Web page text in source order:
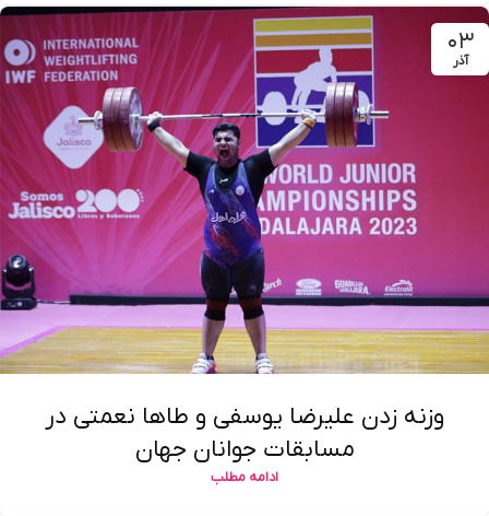
۰۳
آذر
وزنه زدن علیرضا یوسفی و طاها نعمتی در
مسابقات جوانان جهان
ادامه مطلب